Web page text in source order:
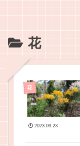
花
花
2023.09.23